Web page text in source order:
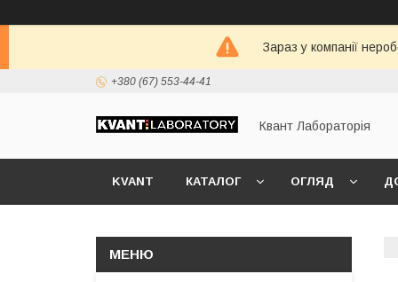
Зараз у компанії
+380 (67) 553-44-41
Квант Лабораторія
KVANT КАТАЛОГ ОГЛЯД